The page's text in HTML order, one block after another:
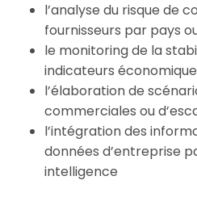
l’analyse du risque de
fournisseurs par pays
le monitoring de la
indicateurs
l’élaboration de
commerciales ou
l’intégration des
données d’entreprise
intelligence